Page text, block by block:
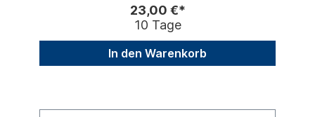
23,00 €*
10 Tage
In den Warenkorb